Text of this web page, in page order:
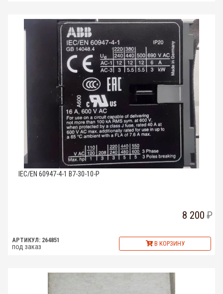
IEC/EN 60947-4-1 B7-30-10-P
8 200
АРТИКУЛ: 264851
под заказ В КОРЗИНУ